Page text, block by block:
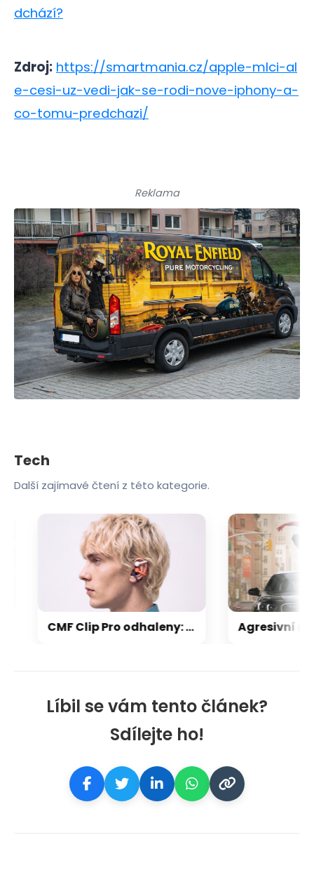
dchází?
Zdroj: https://smartmania.cz/apple-mlci-al
e-cesi-uz-vedi-jak-se-rodi-nove-iphony-a-
co-tomu-predchazi/
Líbil se vám tento článek?
Sdílejte ho!
Reklama
Tech
Další zajímavé čtení z této kategorie.
CMF Clip Pro odhaleny: otevřená sluchátka zaujmou hravým designem a skvělou výdrží